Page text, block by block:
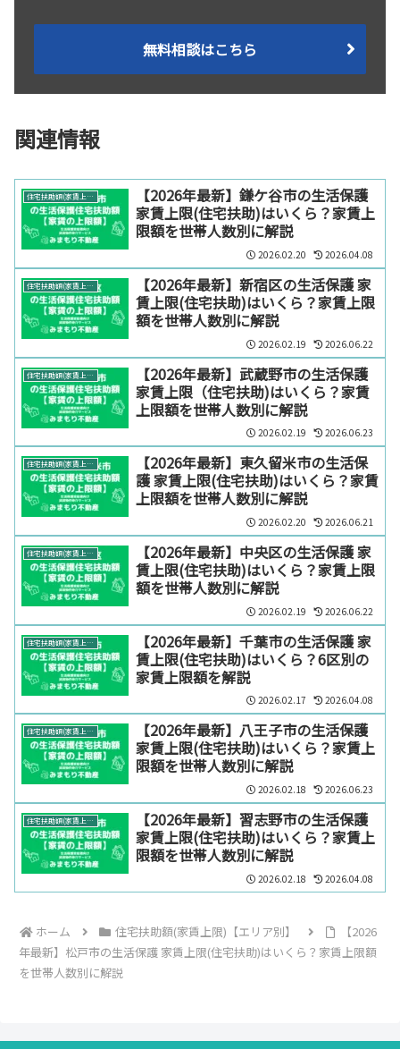
無料相談はこちら
関連情報
住宅扶助額(家賃上限)【エリア別】
【2026年最新】鎌ケ谷市の生活保護
家賃上限(住宅扶助)はいくら？家賃上
限額を世帯人数別に解説
2026.02.20 2026.04.08
住宅扶助額(家賃上限)【エリア別】
【2026年最新】新宿区の生活保護 家
賃上限(住宅扶助)はいくら？家賃上限
額を世帯人数別に解説
2026.02.19 2026.06.22
住宅扶助額(家賃上限)【エリア別】
【2026年最新】武蔵野市の生活保護
家賃上限（住宅扶助)はいくら？家賃
上限額を世帯人数別に解説
2026.02.19 2026.06.23
住宅扶助額(家賃上限)【エリア別】
【2026年最新】東久留米市の生活保
護 家賃上限(住宅扶助)はいくら？家賃
上限額を世帯人数別に解説
2026.02.20 2026.06.21
住宅扶助額(家賃上限)【エリア別】
【2026年最新】中央区の生活保護 家
賃上限(住宅扶助)はいくら？家賃上限
額を世帯人数別に解説
2026.02.19 2026.06.22
住宅扶助額(家賃上限)【エリア別】
【2026年最新】千葉市の生活保護 家
賃上限(住宅扶助)はいくら？6区別の
家賃上限額を解説
2026.02.17 2026.04.08
住宅扶助額(家賃上限)【エリア別】
【2026年最新】八王子市の生活保護
家賃上限(住宅扶助)はいくら？家賃上
限額を世帯人数別に解説
2026.02.18 2026.06.23
住宅扶助額(家賃上限)【エリア別】
【2026年最新】習志野市の生活保護
家賃上限(住宅扶助)はいくら？家賃上
限額を世帯人数別に解説
2026.02.18 2026.04.08
ホーム 住宅扶助額(家賃上限)【エリア別】
【2026
年最新】松戸市の生活保護 家賃上限(住宅扶助)はいくら？家賃上限額
を世帯人数別に解説